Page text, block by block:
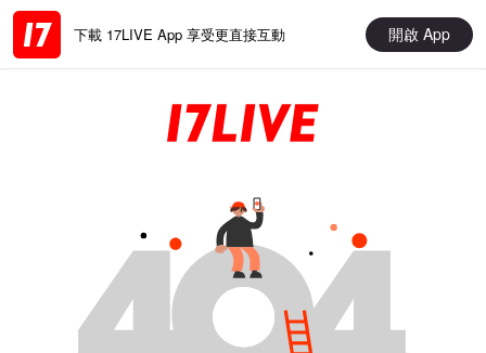
下載 17LIVE App 享受更直接互動 開啟 App